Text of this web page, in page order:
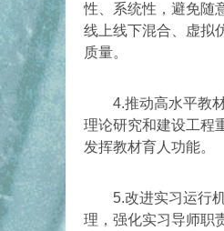
性、系统性，避免随
线上线下混合、虚拟
质量。
4.推动高水平教材
理论研究和建设工程
发挥教材育人功能。
5.改进实习运行机
理，强化实习导师职